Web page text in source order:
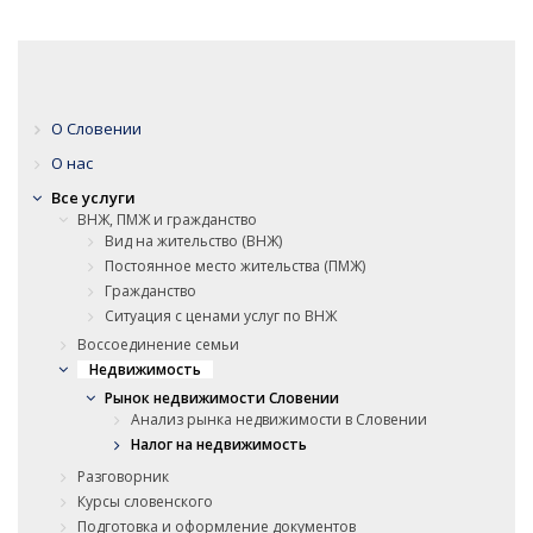
О Словении
О нас
Все услуги
ВНЖ, ПМЖ и гражданство
Вид на жительство (ВНЖ)
Постоянное место жительства (ПМЖ)
Гражданство
Ситуация с ценами услуг по ВНЖ
Воссоединение семьи
Недвижимость
Рынок недвижимости Словении
Анализ рынка недвижимости в Словении
Налог на недвижимость
Разговорник
Курсы словенского
Подготовка и оформление документов